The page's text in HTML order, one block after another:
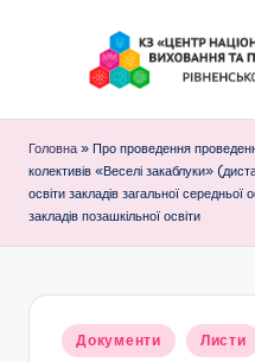
З
"
Ц
н
т
Головна » Про проведення
колективів «Веселі закаблуки»
освіти закладів загальної середньої
закладів позашкільної освіти
Опубліковано
Документи Листи